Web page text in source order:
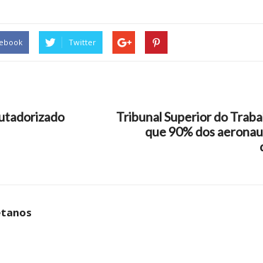
Twitter
Tribunal Superior do
que 90% dos